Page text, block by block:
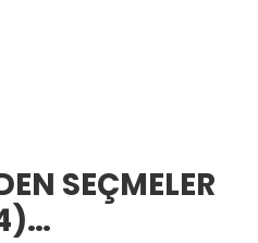
SEÇMELER